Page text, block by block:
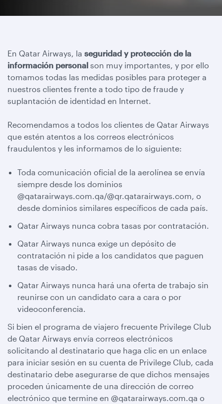
En Qatar Airways, la seguridad y protección de la
información personal son muy importantes, y por ello
tomamos todas las medidas posibles para proteger a
nuestros clientes frente a todo tipo de fraude y
suplantación de identidad en Internet.
Recomendamos a todos los clientes de Qatar Airways
que estén atentos a los correos electrónicos
fraudulentos y les informamos de lo siguiente:
Toda comunicación oficial de la aerolínea se envía
siempre desde los dominios
@qatarairways.com.qa/@qr.qatarairways.com, o
desde dominios similares específicos de cada país.
Qatar Airways nunca cobra tasas por contratación.
Qatar Airways nunca exige un depósito de
contratación ni pide a los candidatos que paguen
tasas de visado.
Qatar Airways nunca hará una oferta de trabajo sin
reunirse con un candidato cara a cara o por
videoconferencia.
Si bien el programa de viajero frecuente Privilege Club
de Qatar Airways envía correos electrónicos
solicitando al destinatario que haga clic en un enlace
para iniciar sesión en su cuenta de Privilege Club, cada
destinatario debe asegurarse de que dichos mensajes
proceden únicamente de una dirección de correo
electrónico que termine en @qatarairways.com.qa o